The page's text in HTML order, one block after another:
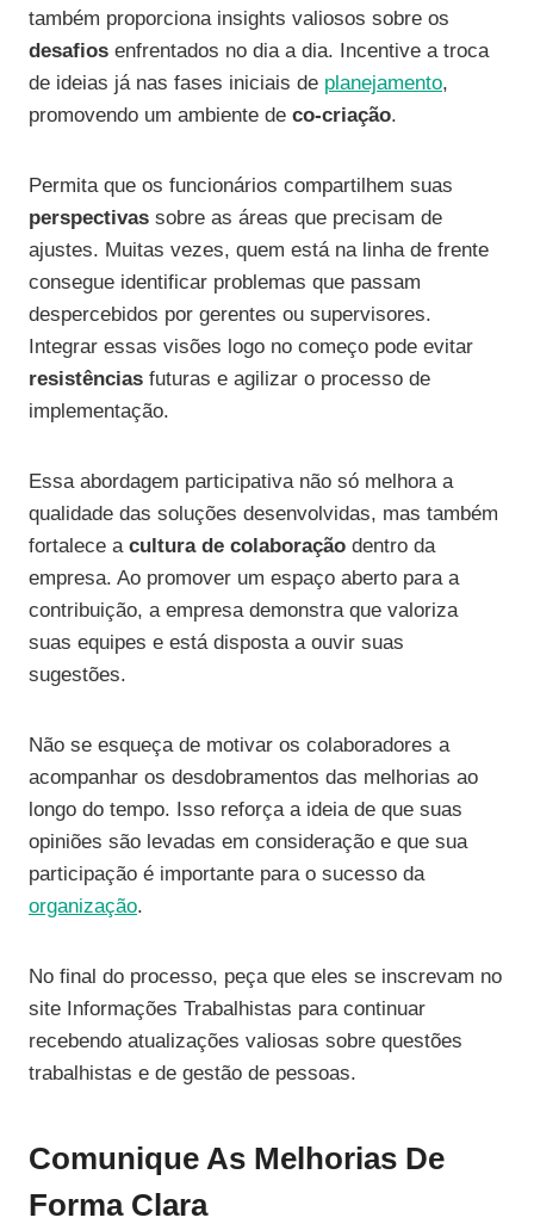
também proporciona insights valiosos sobre os
desafios enfrentados no dia a dia. Incentive a troca
de ideias já nas fases iniciais de planejamento,
promovendo um ambiente de co-criação.
Permita que os funcionários compartilhem suas
perspectivas sobre as áreas que precisam de
ajustes. Muitas vezes, quem está na linha de frente
consegue identificar problemas que passam
despercebidos por gerentes ou supervisores.
Integrar essas visões logo no começo pode evitar
resistências futuras e agilizar o processo de
implementação.
Essa abordagem participativa não só melhora a
qualidade das soluções desenvolvidas, mas também
fortalece a cultura de colaboração dentro da
empresa. Ao promover um espaço aberto para a
contribuição, a empresa demonstra que valoriza
suas equipes e está disposta a ouvir suas
sugestões.
Não se esqueça de motivar os colaboradores a
acompanhar os desdobramentos das melhorias ao
longo do tempo. Isso reforça a ideia de que suas
opiniões são levadas em consideração e que sua
participação é importante para o sucesso da
organização.
No final do processo, peça que eles se inscrevam no
site Informações Trabalhistas para continuar
recebendo atualizações valiosas sobre questões
trabalhistas e de gestão de pessoas.
Comunique As Melhorias De
Forma Clara